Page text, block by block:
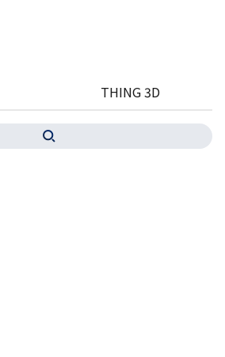
THING 3D